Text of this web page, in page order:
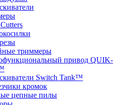
триммеры
привод QUIK-
Switch Tank™
кромок
цепные пилы